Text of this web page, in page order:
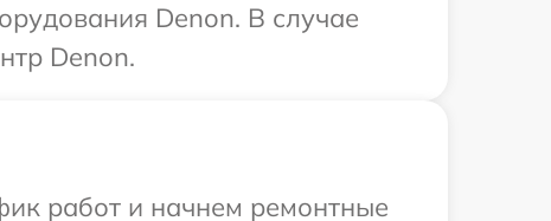
Denon. В случае
Denon.
работ и начнем ремонтные